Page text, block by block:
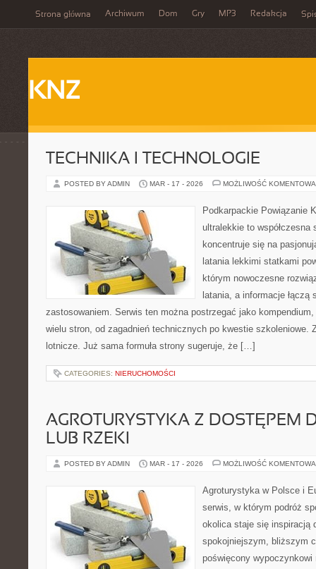
Strona główna Archiwum Dom Gry MP3 Redakcja
KNZ
TECHNIKA I TECHNOLOGIE
POSTED BY ADMIN MAR - 17 - 2026 MOŻLIWOŚĆ
Podkarpackie Powiązanie
ultralekkie to współczesna
koncentruje się na
latania lekkimi statkami
którym nowoczesne
latania, a informacje
zastosowaniem. Serwis ten można postrzegać jako
wielu stron, od zagadnień technicznych po kwestie szkoleniowe.
lotnicze. Już sama formuła strony sugeruje, że […]
CATEGORIES: NIERUCHOMOŚCI
AGROTURYSTYKA Z DOSTĘPEM
LUB RZEKI
POSTED BY ADMIN MAR - 17 - 2026 MOŻLIWOŚĆ
Agroturystyka w Polsce i
serwis, w którym podróż
okolica staje się inspiracją
spokojniejszym, bliższym
poświęcony wypoczynkowi